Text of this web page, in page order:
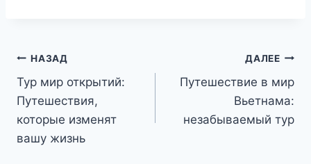
Навигация
по
записям
НАЗАД
Тур мир открытий:
Путешествия,
которые изменят
вашу жизнь
ДАЛЕЕ
Путешествие в мир
Вьетнама:
незабываемый тур